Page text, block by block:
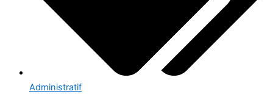
Administratif